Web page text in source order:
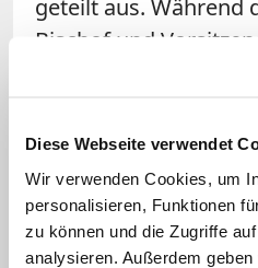
Diese Webseite verwendet
Wir verwenden Cookies, um
personalisieren, Funktionen
zu können und die Zugriffe
analysieren. Außerdem
geteilt aus. Während
Bischof und
Bischofskonferenz,
das Dokumentteilt,
Kardinal Rainer
darin "eine Stärkung
Ehe- und